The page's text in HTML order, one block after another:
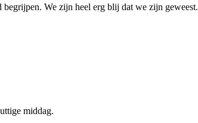
We zijn heel erg blij dat we zijn geweest.
middag.